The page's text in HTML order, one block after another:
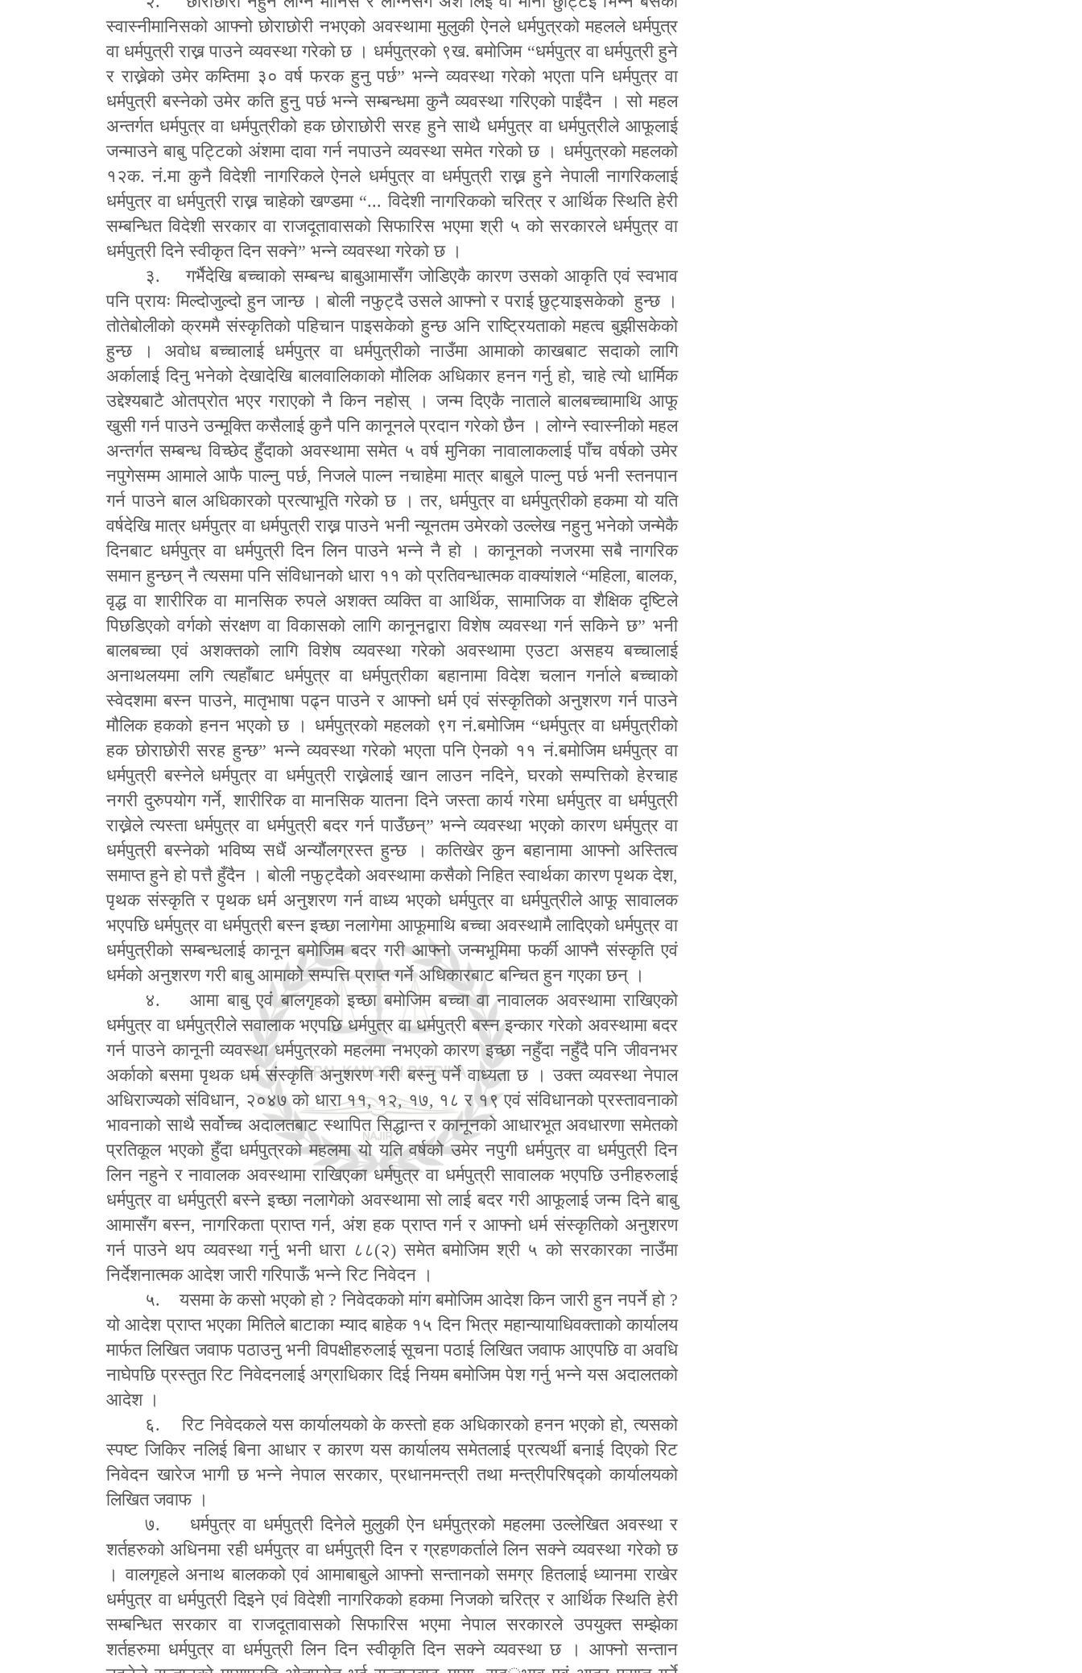
स्वास्नीमानिसको आफ्नो छोराछोरी नभएको अवस्थामा मुलुकी ऐनले धर्मपुत्रको महलले धर्मपुत्र
वा धर्मपुत्री राख्न पाउने व्यवस्था गरेको छ । धर्मपुत्रको ९ख. बमोजिम “धर्मपुत्र वा धर्मपुत्री हुने
र राख्नेको उमेर कम्तिमा ३० वर्ष फरक हुनु पर्छ”भन्ने व्यवस्था गरेको भएता पनि धर्मपुत्र वा
धर्मपुत्री बस्नेको उमेर कति हुनु पर्छ भन्ने सम्बन्धमा कुनै व्यवस्था गरिएको पाईंदैन । सो महल
अन्तर्गत धर्मपुत्र वा धर्मपुत्रीको हक छोराछोरी सरह हुने साथै धर्मपुत्र वा धर्मपुत्रीले आफूलाई
जन्माउने बाबु पट्टिको अंशमा दावा गर्न नपाउने व्यवस्था समेत गरेको छ । धर्मपुत्रको महलको
१२क. नं.मा कुनै विदेशी नागरिकले ऐनले धर्मपुत्र वा धर्मपुत्री राख्न हुने नेपाली नागरिकलाई
धर्मपुत्र वा धर्मपुत्री राख्न चाहेको खण्डमा “...विदेशी नागरिकको चरित्र र आर्थिक स्थिति हेरी
सम्बन्धित विदेशी सरकार वा राजदूतावासको सिफारिस भएमा श्री ५ को सरकारले धर्मपुत्र वा
धर्मपुत्री दिने स्वीकृत दिन सक्ने” भन्ने व्यवस्था गरेको छ ।
३. गर्भैदेखि बच्चाको सम्बन्ध बाबुआमासँग जोडिएकै कारण उसको आकृति एवं स्वभाव
पनि प्रायः मिल्दोजुल्दो हुन जान्छ । बोली नफुट्दै उसले आफ्नो र पराई छुट्याइसकेको हुन्छ ।
तोतेबोलीको क्रममै संस्कृतिको पहिचान पाइसकेको हुन्छ अनि राष्ट्रियताको महत्व बुझीसकेको
हुन्छ । अवोध बच्चालाई धर्मपुत्र वा धर्मपुत्रीको नाउँमा आमाको काखबाट सदाको लागि
अर्कालाई दिनु भनेको देखादेखि बालवालिकाको मौलिक अधिकार हनन गर्नु हो,चाहे त्यो धार्मिक
उद्देश्यबाटै ओतप्रोत भएर गराएको नै किन नहोस् । जन्म दिएकै नाताले बालबच्चामाथि आफू
खुसी गर्न पाउने उन्मूक्ति कसैलाई कुनै पनि कानूनले प्रदान गरेको छैन । लोग्ने स्वास्नीको महल
अन्तर्गत सम्बन्ध विच्छेद हुँदाको अवस्थामा समेत ५ वर्ष मुनिका नावालाकलाई पाँच वर्षको उमेर
नपुगेसम्म आमाले आफै पाल्नु पर्छ,निजले पाल्न नचाहेमा मात्र बाबुले पाल्नु पर्छ भनी स्तनपान
गर्न पाउने बाल अधिकारको प्रत्याभूति गरेको छ । तर, धर्मपुत्र वा धर्मपुत्रीको हकमा यो यति
वर्षदेखि मात्र धर्मपुत्र वा धर्मपुत्री राख्न पाउने भनी न्यूनतम उमेरको उल्लेख नहुनु भनेको जन्मेकै
दिनबाट धर्मपुत्र वा धर्मपुत्री दिन लिन पाउने भन्ने नै हो । कानूनको नजरमा सबै नागरिक
समान हुन्छन् नै त्यसमा पनि संविधानको धारा ११ को प्रतिवन्धात्मक वाक्यांशले “महिला,बालक,
वृद्ध वा शारीरिक वा मानसिक रुपले अशक्त व्यक्ति वा आर्थिक,सामाजिक वा शैक्षिक दृष्टिले
पिछडिएको वर्गको संरक्षण वा विकासको लागि कानूनद्वारा विशेष व्यवस्था गर्न सकिने छ”भनी
बालबच्चा एवं अशक्तको लागि विशेष व्यवस्था गरेको अवस्थामा एउटा असहय बच्चालाई
अनाथलयमा लगि त्यहाँबाट धर्मपुत्र वा धर्मपुत्रीका बहानामा विदेश चलान गर्नाले बच्चाको
स्वेदशमा बस्न पाउने,मातृभाषा पढ्न पाउने र आफ्नो धर्म एवं संस्कृतिको अनुशरण गर्न पाउने
मौलिक हकको हनन भएको छ । धर्मपुत्रको महलको ९ग नं.बमोजिम “धर्मपुत्र वा धर्मपुत्रीको
हक छोराछोरी सरह हुन्छ” भन्ने व्यवस्था गरेको भएता पनि ऐनको ११ नं.बमोजिम धर्मपुत्र वा
धर्मपुत्री बस्नेले धर्मपुत्र वा धर्मपुत्री राख्नेलाई खान लाउन नदिने,घरको सम्पत्तिको हेरचाह
नगरी दुरुपयोग गर्ने,शारीरिक वा मानसिक यातना दिने जस्ता कार्य गरेमा धर्मपुत्र वा धर्मपुत्री
राख्नेले त्यस्ता धर्मपुत्र वा धर्मपुत्री बदर गर्न पाउँछन्”भन्ने व्यवस्था भएको कारण धर्मपुत्र वा
धर्मपुत्री बस्नेको भविष्य सधैं अन्यौंलग्रस्त हुन्छ । कतिखेर कुन बहानामा आफ्नो अस्तित्व
समाप्त हुने हो पत्तै हुँदैन । बोली नफुट्दैको अवस्थामा कसैको निहित स्वार्थका कारण पृथक देश,
पृथक संस्कृति र पृथक धर्म अनुशरण गर्न वाध्य भएको धर्मपुत्र वा धर्मपुत्रीले आफूसावालक
भएपछि धर्मपुत्र वा धर्मपुत्री बस्न इच्छा नलागेमा आफूमाथि बच्चा अवस्थामै लादिएको धर्मपुत्र वा
धर्मपुत्रीको सम्बन्धलाई कानून बमोजिम बदर गरी आफ्नो जन्मभूमिमा फर्की आफ्नै संस्कृति एवं
धर्मको अनुशरण गरी बाबु आमाको सम्पत्ति प्राप्त गर्ने अधिकारबाट बन्चित हुन गएका छन् ।
४. आमा बाबु एवं बालगृहको इच्छा बमोजिम बच्चा वा नावालक अवस्थामा राखिएको
धर्मपुत्र वा धर्मपुत्रीले सवालाक भएपछि धर्मपुत्र वा धर्मपुत्री बस्न इन्कार गरेको अवस्थामा बदर
गर्न पाउने कानूनी व्यवस्था धर्मपुत्रको महलमा नभएको कारण इच्छा नहुँदा नहुँदै पनि जीवनभर
अर्काको बसमा पृथक धर्म संस्कृति अनुशरण गरी बस्नु पर्ने वाध्यता छ । उक्त व्यवस्था नेपाल
अधिराज्यको संविधान, २०४७ को धारा ११,१२,१७, १८ र १९ एवं संविधानको प्रस्तावनाको
भावनाको साथै सर्वोच्च अदालतबाट स्थापित सिद्धान्त र कानूनको आधारभूत अवधारणा समेतको
प्रतिकूल भएको हुँदा धर्मपुत्रको महलमा यो यति वर्षको उमेर नपुगी धर्मपुत्र वा धर्मपुत्री दिन
लिन नहुने र नावालक अवस्थामा राखिएका धर्मपुत्र वा धर्मपुत्री सावालक भएपछि उनीहरुलाई
धर्मपुत्र वा धर्मपुत्री बस्ने इच्छा नलागेको अवस्थामा सो लाई बदर गरी आफूलाई जन्म दिने बाबु
आमासँग बस्न,नागरिकता प्राप्त गर्न,अंश हक प्राप्त गर्न र आफ्नो धर्म संस्कृतिको अनुशरण
गर्न पाउने थप व्यवस्था गर्नु भनी धारा ८८(२) समेत बमोजिम श्री ५ को सरकारका नाउँमा
निर्देशनात्मक आदेश जारी गरिपाऊँ भन्ने रिट निवेदन ।
५. यसमा के कसो भएको हो ?निवेदकको मांग बमोजिम आदेश किन जारी हुन नपर्ने हो ?
यो आदेश प्राप्त भएका मितिले बाटाका म्याद बाहेक १५ दिन भित्र महान्यायाधिवक्ताको कार्यालय
मार्फत लिखित जवाफ पठाउनु भनी विपक्षीहरुलाई सूचना पठाई लिखित जवाफ आएपछि वा अवधि
नाघेपछि प्रस्तुत रिट निवेदनलाई अग्राधिकार दिई नियम बमोजिम पेश गर्नु भन्ने यस अदालतको
आदेश ।
६. रिट निवेदकले यस कार्यालयको के कस्तो हक अधिकारको हनन भएको हो,त्यसको
स्पष्ट जिकिर नलिई बिना आधार र कारण यस कार्यालय समेतलाई प्रत्यर्थी बनाई दिएको रिट
निवेदन खारेज भागी छ भन्ने नेपाल सरकार,प्रधानमन्त्री तथा मन्त्रीपरिषद्को कार्यालयको
लिखित जवाफ ।
७. धर्मपुत्र वा धर्मपुत्री दिनेले मुलुकी ऐन धर्मपुत्रको महलमा उल्लेखित अवस्था र
शर्तहरुको अधिनमा रही धर्मपुत्र वा धर्मपुत्री दिन र ग्रहणकर्ताले लिन सक्ने व्यवस्था गरेको छ
। वालगृहले अनाथ बालकको एवं आमाबाबुले आफ्नो सन्तानको समग्र हितलाई ध्यानमा राखेर
धर्मपुत्र वा धर्मपुत्री दिइने एवं विदेशी नागरिकको हकमा निजको चरित्र र आर्थिक स्थिति हेरी
सम्बन्धित सरकार वा राजदूतावासको सिफारिस भएमा नेपाल सरकारले उपयुक्त सम्झेका
शर्तहरुमा धर्मपुत्र वा धर्मपुत्री लिन दिन स्वीकृति दिन सक्ने व्यवस्था छ । आफ्नो सन्तान